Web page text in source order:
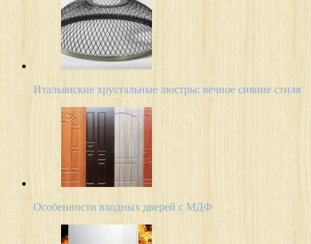
Итальянские хрустальные люстры: вечное сияние стиля
Особенности входных дверей с МДФ